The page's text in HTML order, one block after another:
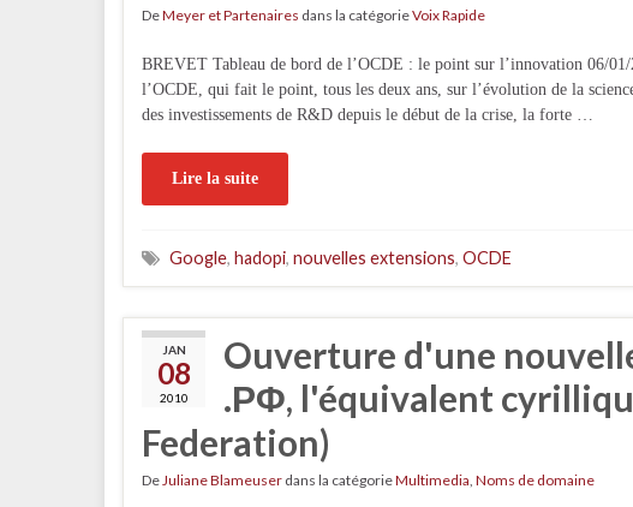
DeMeyer et Partenaires dans la catégorieVoix Rapide
BREVET Tableau de bord de l’OCDE : le point sur l’innovation 06/
l’OCDE, qui fait le point, tous les deux ans, sur l’évolution de la
des investissements de R&D depuis le début de la crise, la forte …
Lire la suite
Google, hadopi, nouvelles extensions, OCDE
JAN
08
2010
Ouverture d'une
.ΡΦ, l'équivalent
Federation)
DeJuliane Blameuser dans la catégorieMultimedia, Noms de domaine